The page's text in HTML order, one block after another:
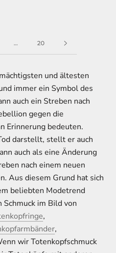
… 20
und ältesten
immer ein Symbol des
auch ein Streben nach
gegen die
Erinnerung bedeuten.
darstellt, stellt er auch
auch als eine Änderung
nach einem neuen
Aus diesem Grund hat sich
beliebten Modetrend
im Bild von
,
,
wir Totenkopfschmuck